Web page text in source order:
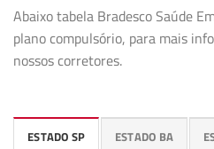
Abaixo tabela Bradesco Saúde
plano compulsório, para mais
nossos corretores.
ESTADO SP ESTADO BA